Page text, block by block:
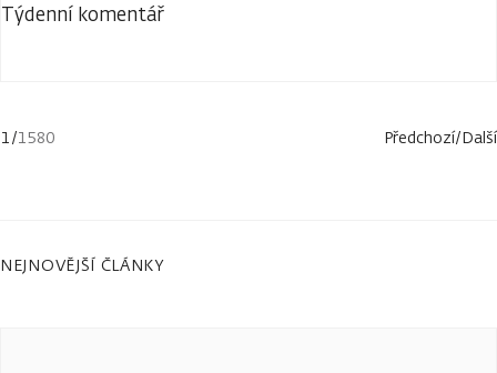
Týdenní komentář
1/1580 Předchozí/Další
NEJNOVĚJŠÍ ČLÁNKY